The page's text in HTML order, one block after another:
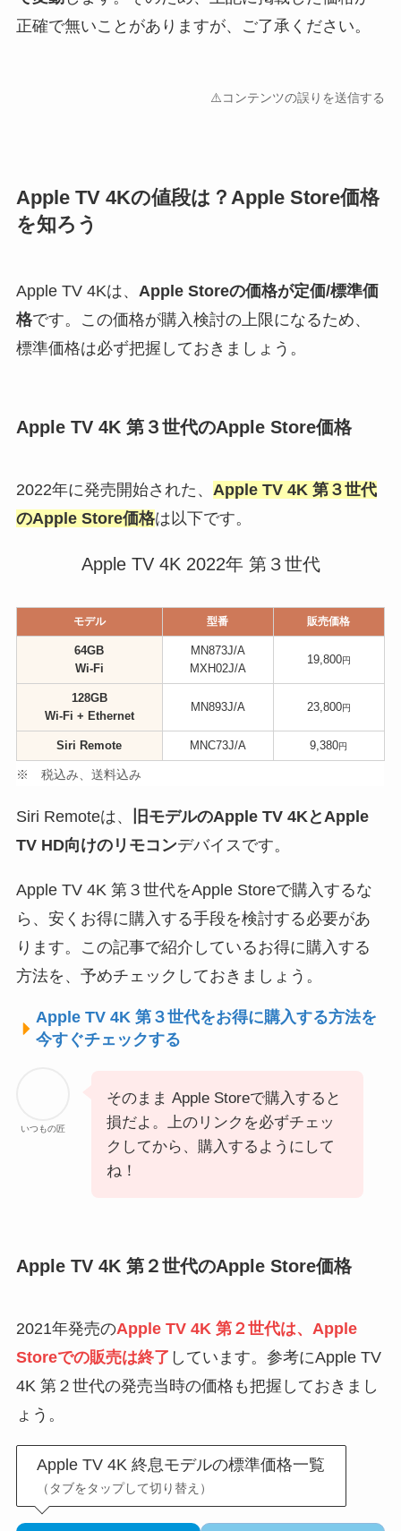
正確で無いことがありますが、ご了承ください。
⚠️コンテンツの誤りを送信する
Apple TV 4Kの値段は？Apple Store価格
を知ろう
Apple TV 4Kは、 Apple Storeの価格が定価/標準価
格です。この価格が購入検討の上限になるため、
標準価格は必ず把握しておきましょう。
Apple TV 4K 第３世代のApple Store価格
2022年に発売開始された、 Apple TV 4K 第３世代
のApple Store価格は以下です。
Apple TV 4K 2022年 第３世代
モデル 型番 販売価格
64GB
Wi-Fi
MN873J/A
MXH02J/A
19,800円
128GB
Wi-Fi + Ethernet
MN893J/A 23,800円
Siri Remote MNC73J/A 9,380円
※ 税込み、送料込み
Siri Remoteは、
旧モデルのApple TV 4KとApple
TV HD向けのリモコンデバイスです。
Apple TV 4K 第３世代をApple Storeで購入するな
ら、安くお得に購入する手段を検討する必要があ
ります。この記事で紹介しているお得に購入する
方法を、予めチェックしておきましょう。
Apple TV 4K 第３世代をお得に購入する方法を
今すぐチェックする
いつもの匠
そのまま Apple Storeで購入すると
損だよ。上のリンクを必ずチェッ
クしてから、購入するようにして
ね！
Apple TV 4K 第２世代のApple Store価格
2021年発売のApple TV 4K 第２世代は、Apple
Storeでの販売は終了 しています。参考にApple TV
4K 第２世代の発売当時の価格も把握しておきまし
ょう。
Apple TV 4K 終息モデルの標準価格一覧
（タブをタップして切り替え）